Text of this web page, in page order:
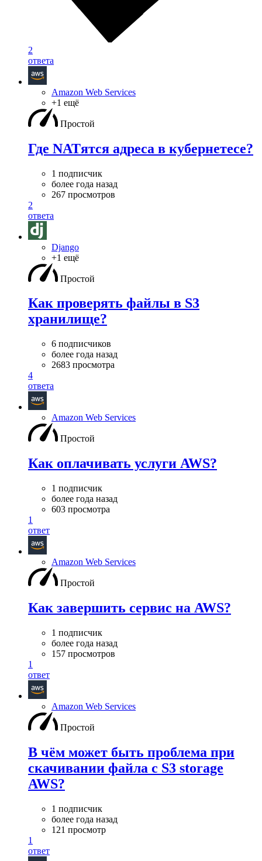
2
ответа
Amazon Web Services
+1 ещё
Простой
Где NATятся адреса в кубернетесе?
1 подписчик
более года назад
267 просмотров
2
ответа
Django
+1 ещё
Простой
Как проверять файлы в S3
хранилище?
6 подписчиков
более года назад
2683 просмотра
4
ответа
Amazon Web Services
Простой
Как оплачивать услуги AWS?
1 подписчик
более года назад
603 просмотра
1
ответ
Amazon Web Services
Простой
Как завершить cервис на AWS?
1 подписчик
более года назад
157 просмотров
1
ответ
Amazon Web Services
Простой
В чём может быть проблема при
скачивании файла с S3 storage
AWS?
1 подписчик
более года назад
121 просмотр
1
ответ